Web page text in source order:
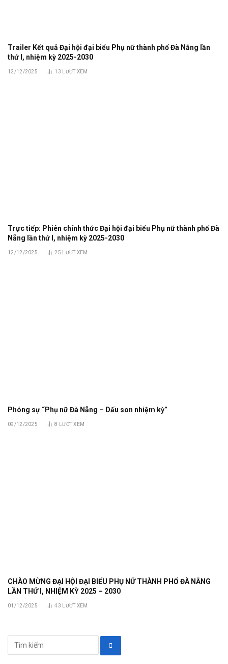
Trailer Kết quả Đại hội đại biểu Phụ nữ thành phố Đà Nẵng lần
thứ I, nhiệm kỳ 2025-2030
12/12/2025 13 LƯỢT XEM
Trực tiếp: Phiên chính thức Đại hội đại biểu Phụ nữ thành phố Đà
Nẵng lần thứ I, nhiệm kỳ 2025-2030
12/12/2025 25 LƯỢT XEM
Phóng sự “Phụ nữ Đà Nẵng – Dấu son nhiệm kỳ”
09/12/2025 8 LƯỢT XEM
CHÀO MỪNG ĐẠI HỘI ĐẠI BIỂU PHỤ NỮ THÀNH PHỐ ĐÀ NẴNG
LẦN THỨ I, NHIỆM KỲ 2025 – 2030
01/12/2025 43 LƯỢT XEM